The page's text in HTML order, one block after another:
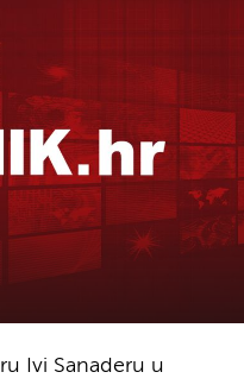
Ivi Sanaderu u